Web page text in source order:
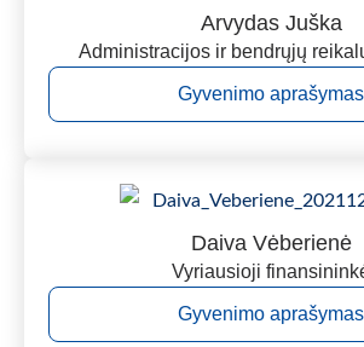
Arvydas Juška
Administracijos ir bendrųjų
Gyvenimo aprašymas
Daiva Vėberienė
Vyriausioji
Gyvenimo aprašymas